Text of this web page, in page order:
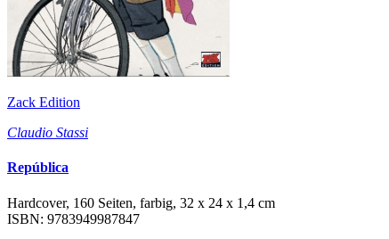
Zack Edition
Claudio Stassi
República
Hardcover, 160 Seiten, farbig, 32 x 24 x 1,4 cm
ISBN: 9783949987847